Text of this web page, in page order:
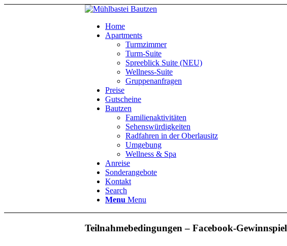
Home
Apartments
Turmzimmer
Turm-Suite
Spreeblick Suite (NEU)
Wellness-Suite
Gruppenanfragen
Preise
Gutscheine
Bautzen
Familienaktivitäten
Sehenswürdigkeiten
Radfahren in der Oberlausitz
Umgebung
Wellness & Spa
Anreise
Sonderangebote
Kontakt
Search
Menu Menu
Teilnahmebedingungen – Facebook-Gewinnspiel